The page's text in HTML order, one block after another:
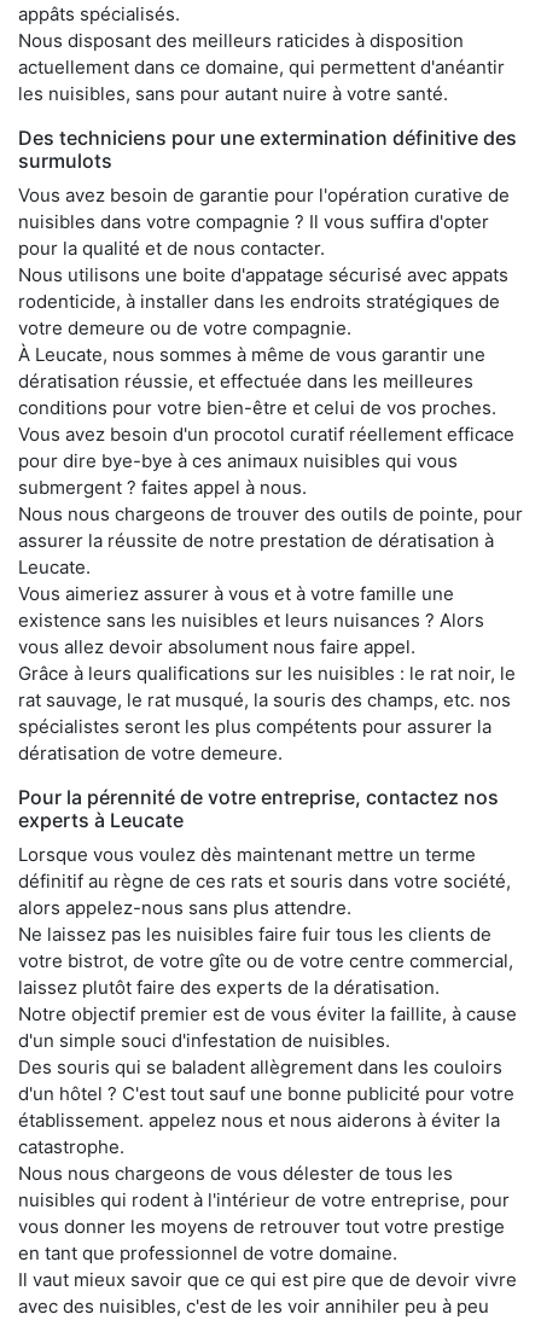
appâts spécialisés.
Nous disposant des meilleurs raticides à disposition
actuellement dans ce domaine, qui permettent d'anéantir
les nuisibles, sans pour autant nuire à votre santé.
Des techniciens pour une extermination définitive des
surmulots
Vous avez besoin de garantie pour l'opération curative de
nuisibles dans votre compagnie ? Il vous suffira d'opter
pour la qualité et de nous contacter.
Nous utilisons une boite d'appatage sécurisé avec appats
rodenticide, à installer dans les endroits stratégiques de
votre demeure ou de votre compagnie.
À Leucate, nous sommes à même de vous garantir une
dératisation réussie, et effectuée dans les meilleures
conditions pour votre bien-être et celui de vos proches.
Vous avez besoin d'un procotol curatif réellement efficace
pour dire bye-bye à ces animaux nuisibles qui vous
submergent ? faites appel à nous.
Nous nous chargeons de trouver des outils de pointe, pour
assurer la réussite de notre prestation de dératisation à
Leucate.
Vous aimeriez assurer à vous et à votre famille une
existence sans les nuisibles et leurs nuisances ? Alors
vous allez devoir absolument nous faire appel.
Grâce à leurs qualifications sur les nuisibles : le rat noir, le
rat sauvage, le rat musqué, la souris des champs, etc. nos
spécialistes seront les plus compétents pour assurer la
dératisation de votre demeure.
Pour la pérennité de votre entreprise, contactez nos
experts à Leucate
Lorsque vous voulez dès maintenant mettre un terme
définitif au règne de ces rats et souris dans votre société,
alors appelez-nous sans plus attendre.
Ne laissez pas les nuisibles faire fuir tous les clients de
votre bistrot, de votre gîte ou de votre centre commercial,
laissez plutôt faire des experts de la dératisation.
Notre objectif premier est de vous éviter la faillite, à cause
d'un simple souci d'infestation de nuisibles.
Des souris qui se baladent allègrement dans les couloirs
d'un hôtel ? C'est tout sauf une bonne publicité pour votre
établissement. appelez nous et nous aiderons à éviter la
catastrophe.
Nous nous chargeons de vous délester de tous les
nuisibles qui rodent à l'intérieur de votre entreprise, pour
vous donner les moyens de retrouver tout votre prestige
en tant que professionnel de votre domaine.
Il vaut mieux savoir que ce qui est pire que de devoir vivre
avec des nuisibles, c'est de les voir annihiler peu à peu